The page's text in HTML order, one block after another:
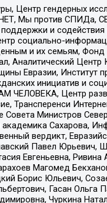
Центр гендерных
Мы против СПИДа,
и
социально-
и их семьям, Фонд
Аналитический
Евразии, Институт
инициатив и
ЧЕЛОВЕКА, Центр
Трансперенси
Совета Министров
Сахарова,
вердикт,
Павел Юрьевич,
Евгеньевна, Ривина
Магомед
Борис Юльевич,
Гасан Ольга
Чуркина